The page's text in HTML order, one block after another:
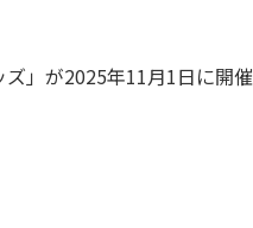
」が2025年11月1日に開